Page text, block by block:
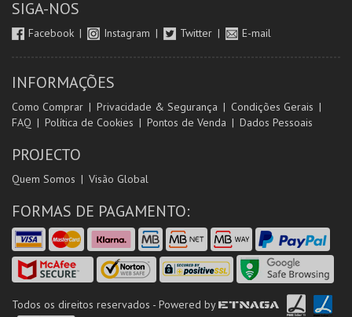
SIGA-NOS
Facebook Instagram Twitter E-mail
INFORMAÇÕES
Como Comprar Privacidade & Segurança
Condições Gerais
FAQ
Política de Cookies Pontos de Venda Dados Pessoais
PROJECTO
Quem Somos Visão Global
FORMAS DE PAGAMENTO:
Todos os direitos reservados - Powered by ETNAGA